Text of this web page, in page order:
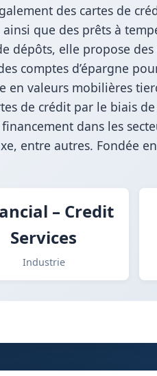
des cartes de
que des prêts à
dépôts, elle propose
comptes d’épargne
en valeurs mobilières
de crédit par le biais
dans les
entre autres. Fondée
– Credit
Services
Industrie